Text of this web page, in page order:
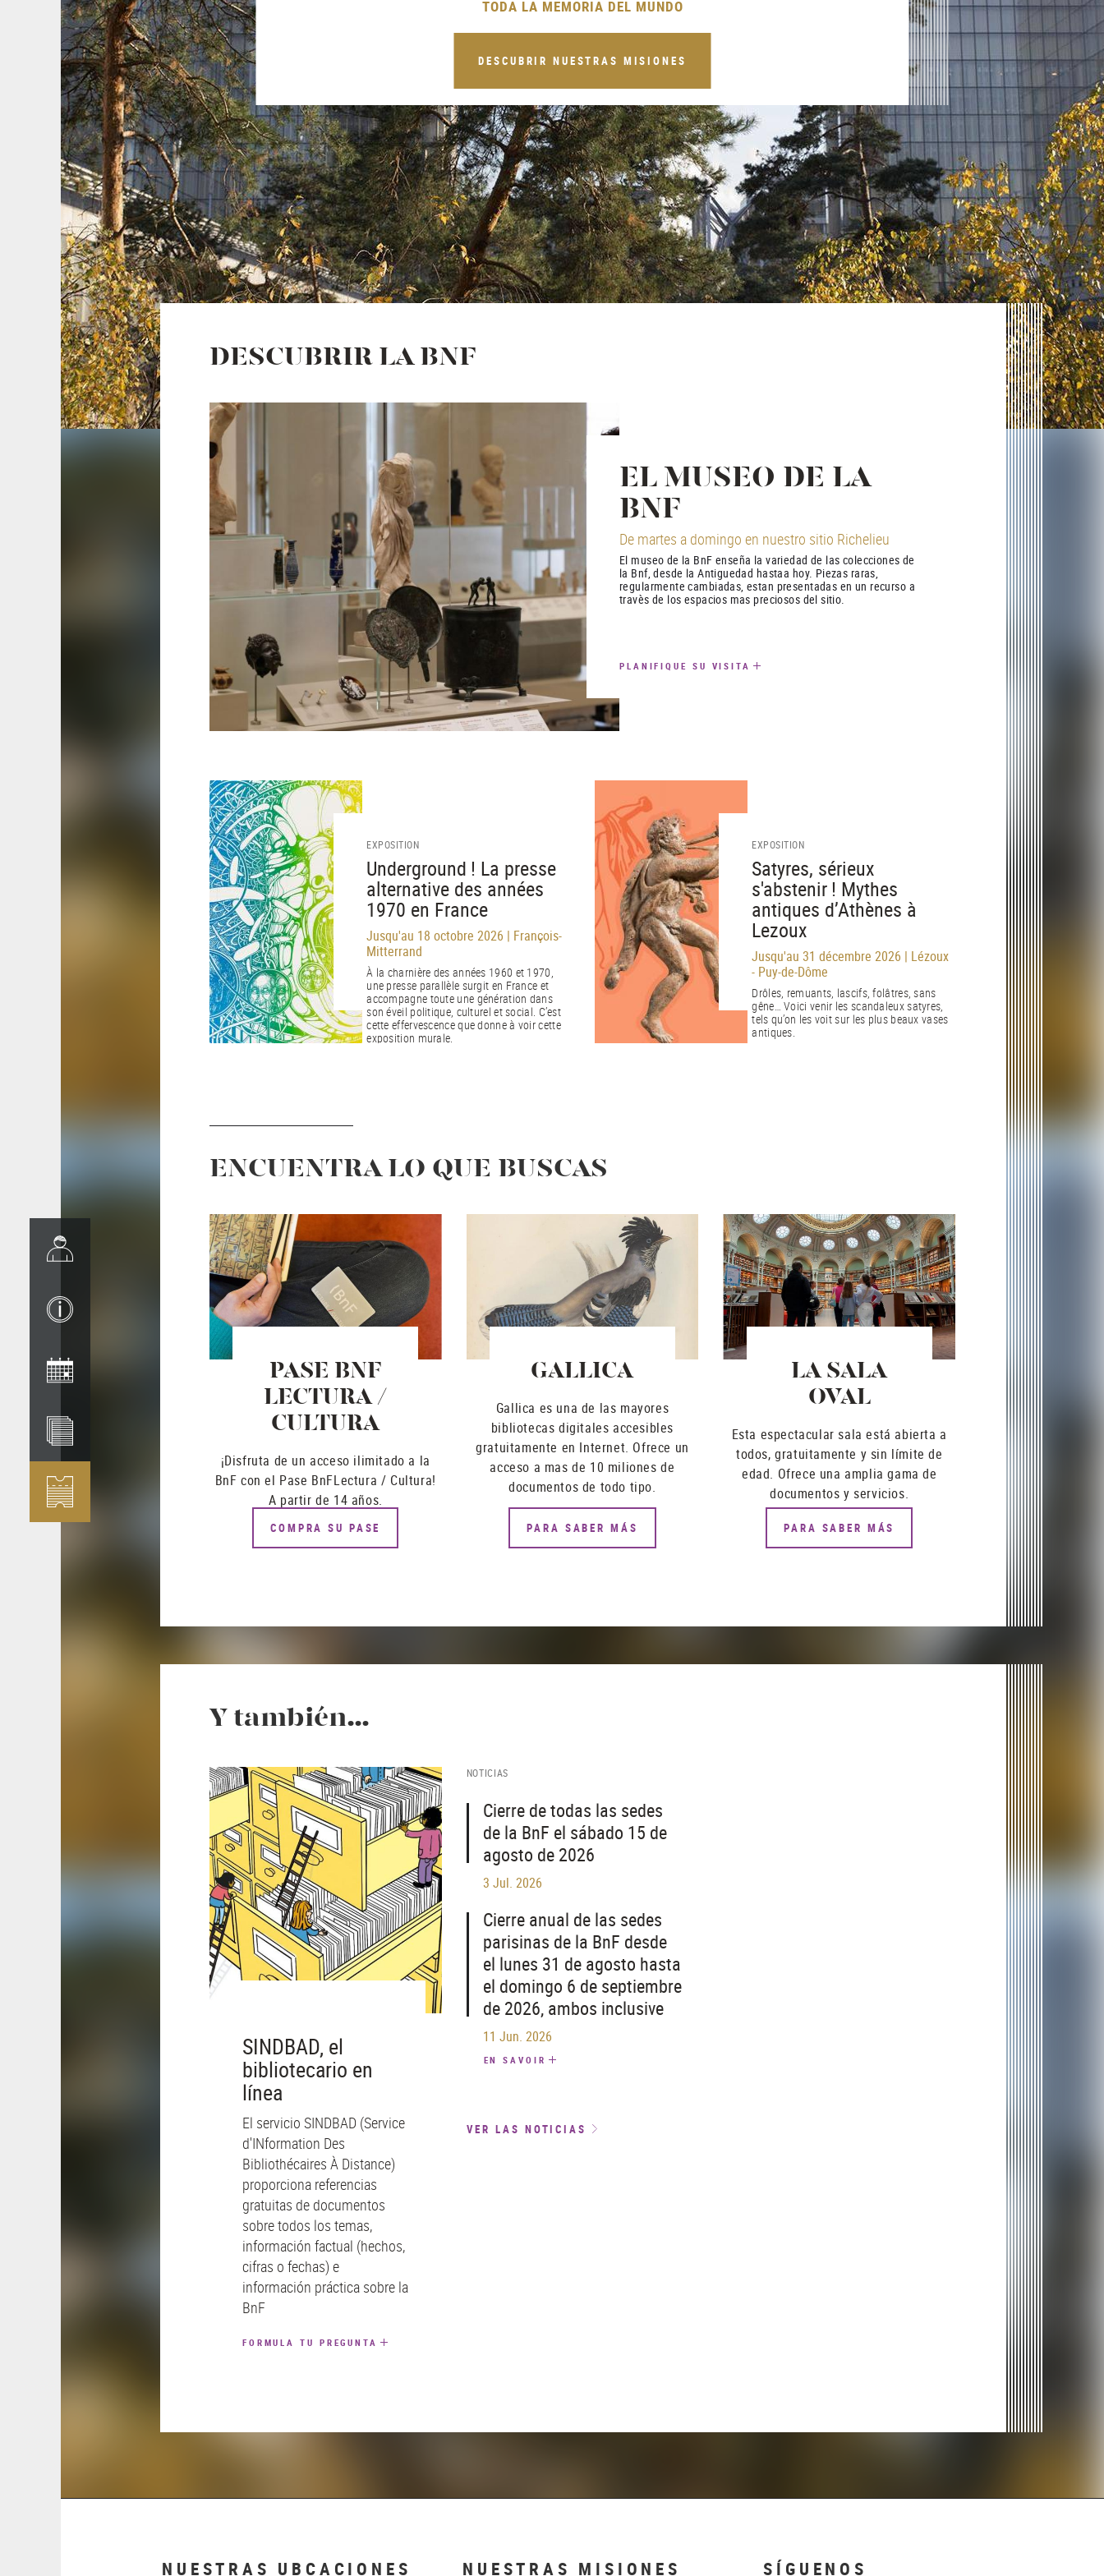
TODA LA MEMORIA DEL MUNDO
DESCUBRIR NUESTRAS MISIONES
DESCUBRIR LA BNF
EL MUSEO DE LA
BNF
De martes a domingo en nuestro sitio Richelieu
El museo de la BnF enseña la variedad de las colecciones de
la Bnf, desde la Antiguedad hastaa hoy. Piezas raras,
regularmente cambiadas, estan presentadas en un recurso a
travès de los espacios mas preciosos del sitio.
PLANIFIQUE SU VISITA
EXPOSITION
Underground ! La presse
alternative des années
1970 en France
Jusqu'au 18 octobre 2026 | François-
Mitterrand
À la charnière des années 1960 et 1970,
une presse parallèle surgit en France et
accompagne toute une génération dans
son éveil politique, culturel et social. C’est
cette effervescence que donne à voir cette
exposition murale.
EXPOSITION
Satyres, sérieux
s'abstenir ! Mythes
antiques d’Athènes à
Lezoux
Jusqu'au 31 décembre 2026 | Lézoux
- Puy-de-Dôme
Drôles, remuants, lascifs, folâtres, sans
gêne… Voici venir les scandaleux satyres,
tels qu’on les voit sur les plus beaux vases
antiques.
ENCUENTRA LO QUE BUSCAS
PASE BNF
LECTURA /
CULTURA
¡Disfruta de un acceso ilimitado a la
BnF con el Pase BnFLectura / Cultura!
A partir de 14 años.
COMPRA SU PASE
GALLICA
Gallica es una de las mayores
bibliotecas digitales accesibles
gratuitamente en Internet. Ofrece un
acceso a mas de 10 miliones de
documentos de todo tipo.
PARA SABER MÁS
LA SALA
OVAL
Esta espectacular sala está abierta a
todos, gratuitamente y sin límite de
edad. Ofrece una amplia gama de
documentos y servicios.
PARA SABER MÁS
Y también…
SINDBAD, el
bibliotecario en
línea
El servicio SINDBAD (Service
d'INformation Des
Bibliothécaires À Distance)
proporciona referencias
gratuitas de documentos
sobre todos los temas,
información factual (hechos,
cifras o fechas) e
información práctica sobre la
BnF
FORMULA TU PREGUNTA
NOTICIAS
Cierre de todas las sedes
de la BnF el sábado 15 de
agosto de 2026
3 Jul. 2026
Cierre anual de las sedes
parisinas de la BnF desde
el lunes 31 de agosto hasta
el domingo 6 de septiembre
de 2026, ambos inclusive
11 Jun. 2026
EN SAVOIR
VER LAS NOTICIAS
NUESTRAS UBCACIONES NUESTRAS MISIONES SÍGUENOS